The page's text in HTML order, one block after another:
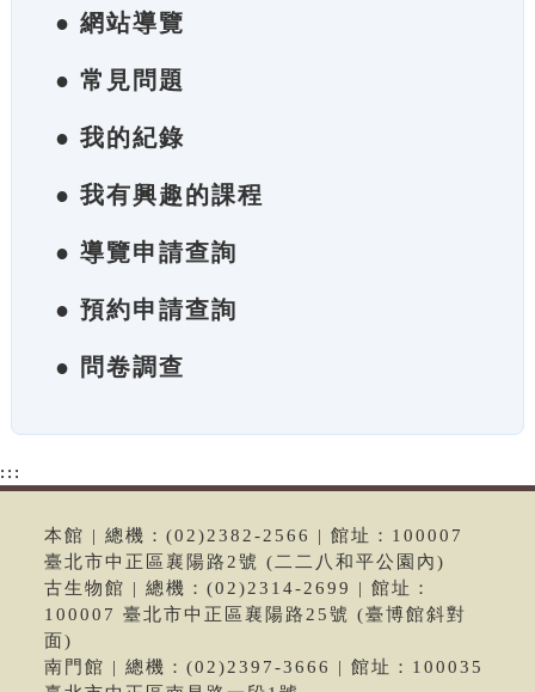
● 網站導覽
● 常見問題
● 我的紀錄
● 我有興趣的課程
● 導覽申請查詢
● 預約申請查詢
● 問卷調查
:::
本館 | 總機：(02)2382-2566 | 館址：100007
臺北市中正區襄陽路2號 (二二八和平公園內)
古生物館 | 總機：(02)2314-2699 | 館址：
100007 臺北市中正區襄陽路25號 (臺博館斜對
面)
南門館 | 總機：(02)2397-3666 | 館址：100035